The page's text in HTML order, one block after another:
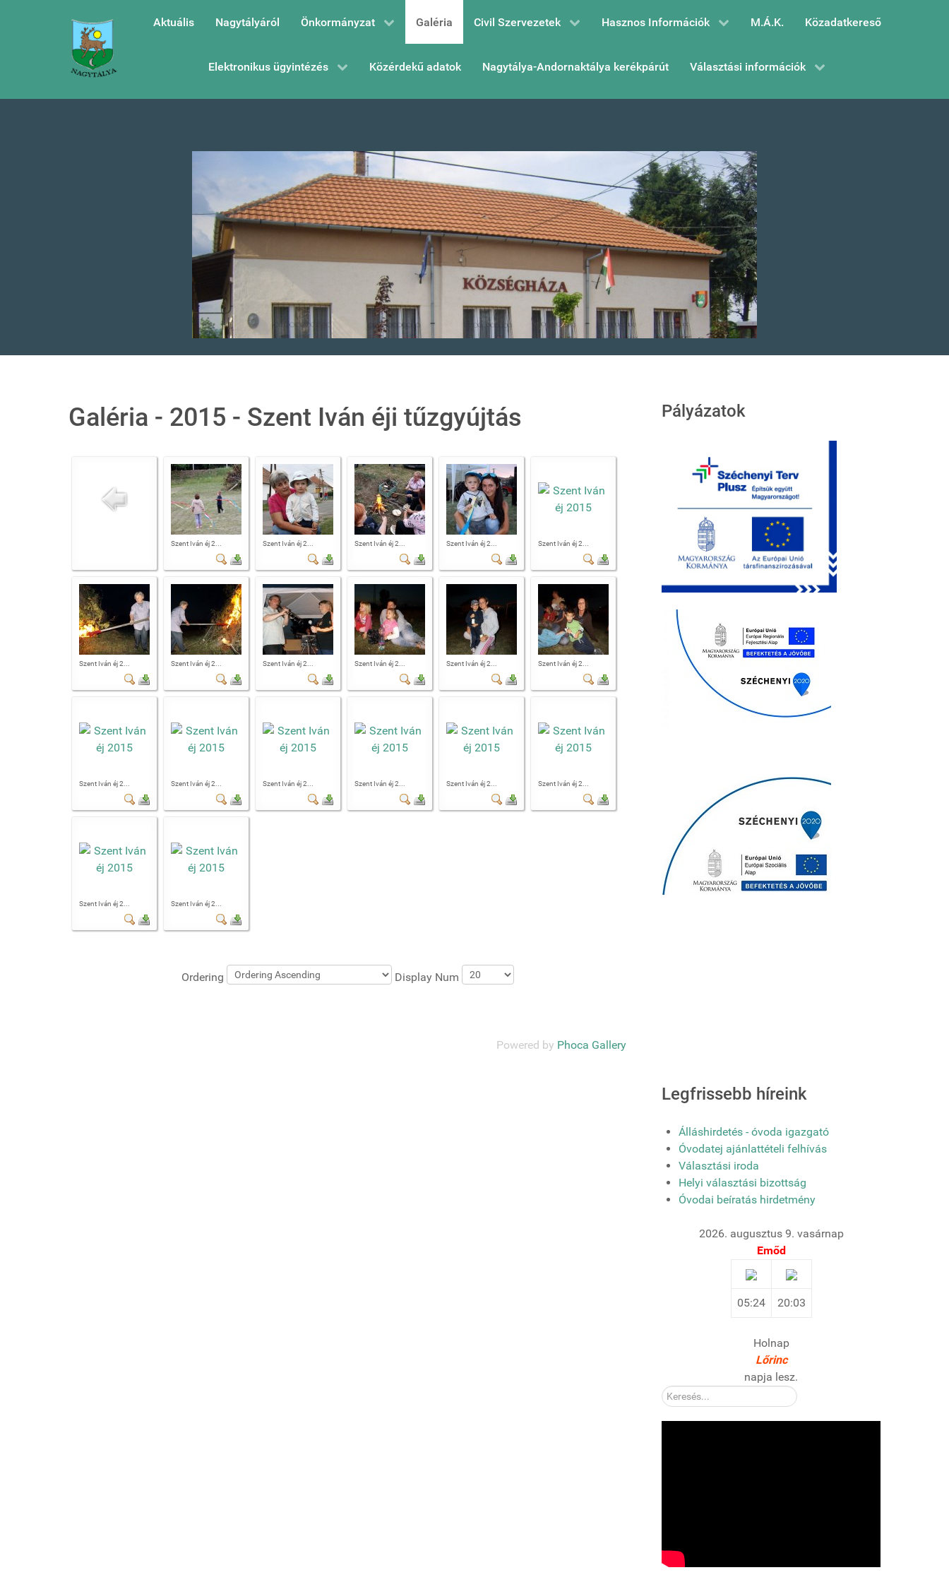
Aktuális Nagytályáról Önkormányzat Galéria Civil Szervezetek Hasznos Információk M.Á.K. Közadatkereső
Elektronikus ügyintézés Közérdekű adatok Nagytálya-Andornaktálya kerékpárút Választási információk
Galéria - 2015 - Szent Iván éji tűzgyújtás
Szent Iván éj 2... Szent Iván éj 2... Szent Iván éj 2... Szent Iván éj 2... Szent Iván éj 2...
Szent Iván éj 2... Szent Iván éj 2... Szent Iván éj 2... Szent Iván éj 2... Szent Iván éj 2... Szent Iván éj 2...
Szent Iván éj 2... Szent Iván éj 2... Szent Iván éj 2... Szent Iván éj 2... Szent Iván éj 2... Szent Iván éj 2...
Szent Iván éj 2... Szent Iván éj 2...
Ordering Display Num
Powered by Phoca Gallery
Pályázatok
Legfrissebb híreink
Álláshirdetés - óvoda igazgató
Óvodatej ajánlattételi felhívás
Választási iroda
Helyi választási bizottság
Óvodai beíratás hirdetmény
2026. augusztus 9. vasárnap
Emőd
05:24 20:03
Holnap
Lőrinc
napja lesz.
Kereső: